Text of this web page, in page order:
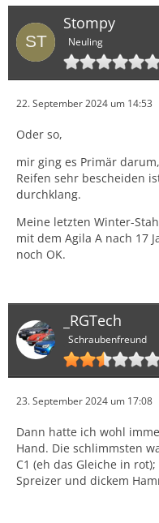
Stompy
Neuling
22. September 2024 um 14:53
Oder so,
mir ging es Primär
Reifen sehr bescheiden
durchklang.
Meine letzten Winter-
mit dem Agila A nach 17
noch OK.
_RGTech
Schraubenfreund
23. September 2024 um 17:08
Dann hatte ich wohl
Hand. Die schlimmsten
C1 (eh das Gleiche in
Spreizer und dickem